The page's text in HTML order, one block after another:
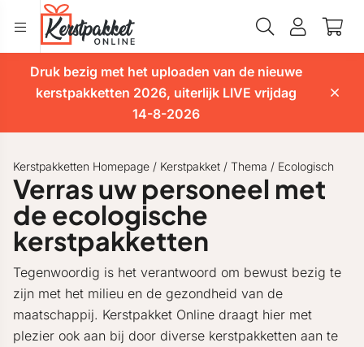
Druk bezig met het uploaden van de nieuwe
kerstpakketten 2026, uiterlijk LIVE vrijdag
14-8-2026
Kerstpakketten Homepage / Kerstpakket / Thema / Ecologisch
Verras uw personeel met
de ecologische
kerstpakketten
Tegenwoordig is het verantwoord om bewust bezig te
zijn met het milieu en de gezondheid van de
maatschappij. Kerstpakket Online draagt hier met
plezier ook aan bij door diverse kerstpakketten aan te